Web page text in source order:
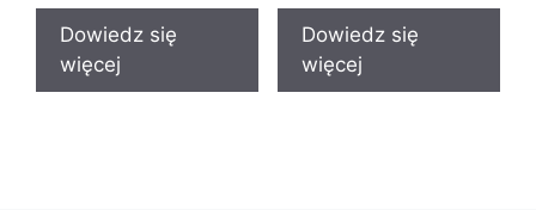
Dowiedz się
więcej
Dowiedz się
więcej